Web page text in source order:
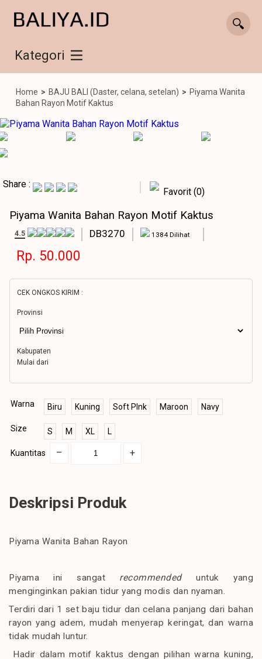
Kategori
Home > BAJU BALI (Daster, celana, setelan) > Piyama Wanita
Bahan Rayon Motif Kaktus
Share :
Favorit (0)
Piyama Wanita Bahan Rayon Motif Kaktus
4.5 DB3270 1384 Dilihat
Rp. 50.000
CEK ONGKOS KIRIM :
Provinsi
Kabupaten
Mulai dari
Warna Biru Kuning Soft PInk Maroon Navy
Size S M XL L
Kuantitas – +
Deskripsi Produk
Piyama Wanita Bahan Rayon
Piyama ini sangat recommendeduntuk yang
menginginkan pakian tidur yang modis dan nyaman.
Terdiri dari 1 set baju tidur dan celana panjang dari bahan
rayon yang adem, mudah menyerap keringat, dan warna
tidak mudah luntur.
Hadir dalam motif kaktus dengan pilihan warna kuning,